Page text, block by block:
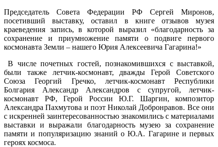
Председатель Совета Федерации РФ Сергей Миронов,
посетивший выставку, оставил в книге отзывов музея
краеведения запись, в которой выразил «благодарность за
сохранение и приумножение памяти о подвиге первого
космонавта Земли – нашего Юрия Алексеевича Гагарина!»
В числе почетных гостей, познакомившихся с выставкой,
были также летчик-космонавт, дважды Герой Советского
СоюзаГеоргий Гречко, летчик-космонавт Республики
Болгария Александр Александров с супругой, летчик-
космонавт РФ, Герой России Ю.Г. Шаргин, композитор
Александра Пахмутова и поэт Николай Добронравов. Все они
с искренней заинтересованностью знакомились с материалами
выставки и выражали благодарность музею за сохранение
памяти и популяризацию знаний о Ю.А. Гагарине и первых
героях космоса.